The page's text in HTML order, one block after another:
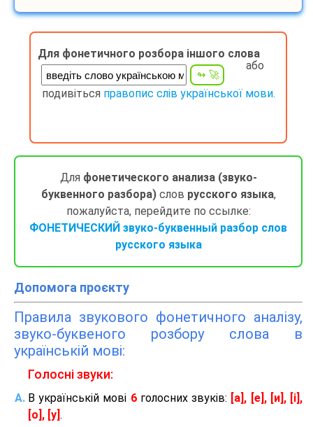
Для фонетичного розбора іншого слова
або
подивіться правопис слів української мови.
Для фонетического анализа (звуко-
буквенного разбора)слов русского языка,
пожалуйста, перейдите по ссылке:
ФОНЕТИЧЕСКИЙ звуко-буквенный разбор слов
русского языка
Допомога проєкту
Правила звукового фонетичного аналізу,
звуко-буквеного розбору слова в
українській мові:
Голосні звуки:
В українській мові 6голосних звуків:
[а], [е], [и], [і],
[о], [у] .